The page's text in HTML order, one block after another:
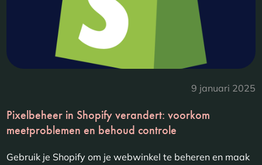
9 januari 2025
Pixelbeheer in Shopify verandert: voorkom
meetproblemen en behoud controle
Gebruik je Shopify om je webwinkel te beheren en maak